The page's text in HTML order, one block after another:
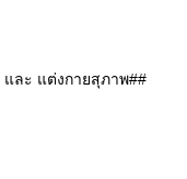
ละ แต่งกายสุภาพ##